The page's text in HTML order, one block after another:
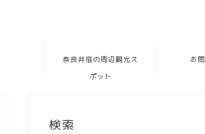
奈良井宿の周辺観光ス
ポット
お
検索